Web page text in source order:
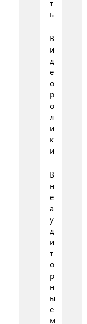
т
ь
В
и
д
е
о
р
о
л
и
к
и
В
н
е
а
у
д
и
т
о
р
н
ы
е
м